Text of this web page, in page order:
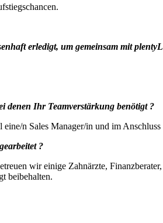
erledigt, um gemeinsam mit
denen Ihr Teamverstärkung benötigt ?
n Sales Manager/in und im
?
wir einige Zahnärzte,
beibehalten.